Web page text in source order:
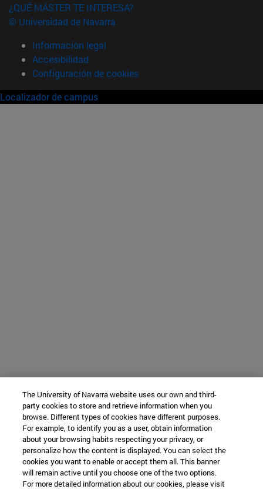
¿QUÉ MÁSTER TE INTERESA?
© Universidad de Navarra
Información legal
Accesibilidad
Configuración de cookies
Localizador de campus
The University of Navarra website uses our own and third-
party cookies to store and retrieve information when you
browse. Different types of cookies have different purposes.
For example, to identify you as a user, obtain information
about your browsing habits respecting your privacy, or
personalize how the content is displayed. You can select the
cookies you want to enable or accept them all. This banner
will remain active until you choose one of the two options.
For more detailed information about our cookies, please visit